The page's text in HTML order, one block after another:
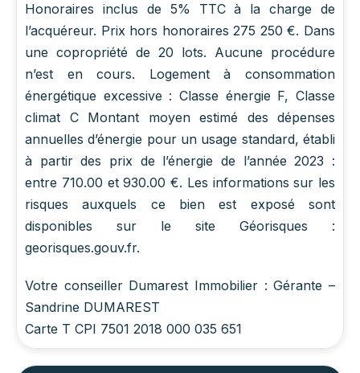
Honoraires inclus de 5% TTC à la charge de
l’acquéreur. Prix hors honoraires 275 250 €. Dans
une copropriété de 20 lots. Aucune procédure
n’est en cours. Logement à consommation
énergétique excessive : Classe énergie F, Classe
climat C Montant moyen estimé des dépenses
annuelles d’énergie pour un usage standard, établi
à partir des prix de l’énergie de l’année 2023 :
entre 710.00 et 930.00 €. Les informations sur les
risques auxquels ce bien est exposé sont
disponibles sur le site Géorisques :
georisques.gouv.fr.
Votre conseiller Dumarest Immobilier : Gérante –
Sandrine DUMAREST
Carte T CPI 7501 2018 000 035 651